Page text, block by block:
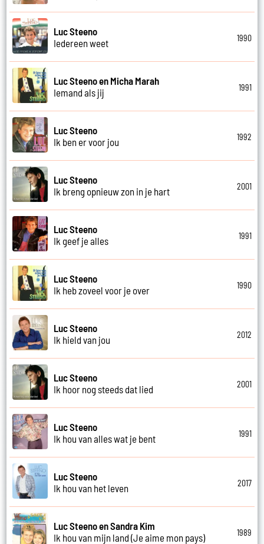
Luc Steeno
Iedereen weet
1990
Luc Steeno en Micha Marah
Iemand als jij
1991
Luc Steeno
Ik ben er voor jou
1992
Luc Steeno
Ik breng opnieuw zon in je hart
2001
Luc Steeno
Ik geef je alles
1991
Luc Steeno
Ik heb zoveel voor je over
1990
Luc Steeno
Ik hield van jou
2012
Luc Steeno
Ik hoor nog steeds dat lied
2001
Luc Steeno
Ik hou van alles wat je bent
1991
Luc Steeno
Ik hou van het leven
2017
Luc Steeno en Sandra Kim
Ik hou van mijn land (Je aime mon pays)
1989